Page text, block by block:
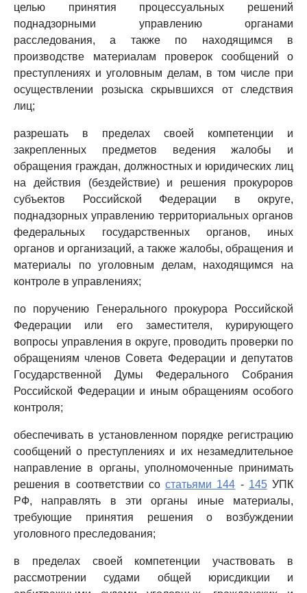
целью принятия процессуальных решений
поднадзорными управлению органами
расследования, а также по находящимся в
производстве материалам проверок сообщений о
преступлениях и уголовным делам, в том числе при
осуществлении розыска скрывшихся от следствия
лиц;
разрешать в пределах своей компетенции и
закрепленных предметов ведения жалобы и
обращения граждан, должностных и юридических лиц
на действия (бездействие) и решения прокуроров
субъектов Российской Федерации в округе,
поднадзорных управлению территориальных органов
федеральных государственных органов, иных
органов и организаций, а также жалобы, обращения и
материалы по уголовным делам, находящимся на
контроле в управлениях;
по поручению Генерального прокурора Российской
Федерации или его заместителя, курирующего
вопросы управления в округе, проводить проверки по
обращениям членов Совета Федерации и депутатов
Государственной Думы Федерального Собрания
Российской Федерации и иным обращениям особого
контроля;
обеспечивать в установленном порядке регистрацию
сообщений о преступлениях и их незамедлительное
направление в органы, уполномоченные принимать
решения в соответствии со статьями 144 - 145УПК
РФ, направлять в эти органы иные материалы,
требующие принятия решения о возбуждении
уголовного преследования;
в пределах своей компетенции участвовать в
рассмотрении судами общей юрисдикции и